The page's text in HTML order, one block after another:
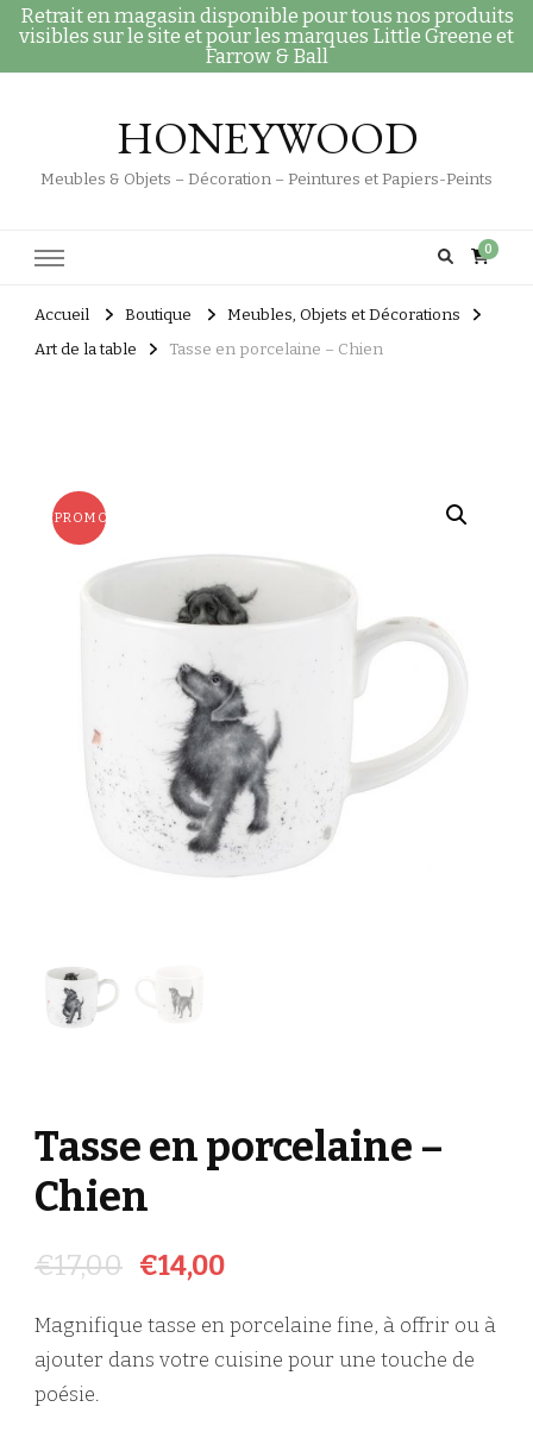
Retrait en magasin disponible pour tous nos produits
visibles sur le site et pour les marques Little Greene et
Farrow & Ball
HONEYWOOD
Meubles & Objets – Décoration – Peintures et Papiers-Peints
0
Accueil Boutique
Meubles, Objets et Décorations
Art de la table
Tasse en porcelaine – Chien
PROMO !
Tasse en porcelaine –
Chien
€17,00 €14,00
Magnifique tasse en porcelaine fine, à offrir ou à
ajouter dans votre cuisine pour une touche de
poésie.